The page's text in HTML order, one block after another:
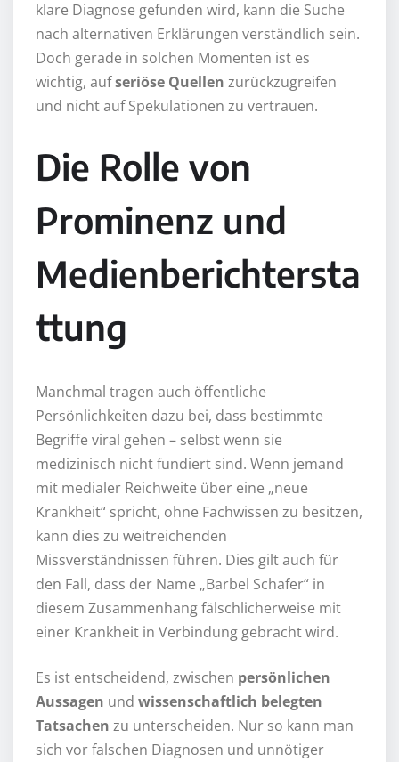
klare Diagnose gefunden wird, kann die Suche
nach alternativen Erklärungen verständlich sein.
Doch gerade in solchen Momenten ist es
wichtig, aufseriöse Quellen zurückzugreifen
und nicht auf Spekulationen zu vertrauen.
Die Rolle von
Prominenz und
Medienberichtersta
ttung
Manchmal tragen auch öffentliche
Persönlichkeiten dazu bei, dass bestimmte
Begriffe viral gehen – selbst wenn sie
medizinisch nicht fundiert sind. Wenn jemand
mit medialer Reichweite über eine „neue
Krankheit“ spricht, ohne Fachwissen zu besitzen,
kann dies zu weitreichenden
Missverständnissen führen. Dies gilt auch für
den Fall, dass der Name „Barbel Schafer“ in
diesem Zusammenhang fälschlicherweise mit
einer Krankheit in Verbindung gebracht wird.
Es ist entscheidend, zwischen persönlichen
Aussagen und wissenschaftlich belegten
Tatsachen zu unterscheiden. Nur so kann man
sich vor falschen Diagnosen und unnötiger